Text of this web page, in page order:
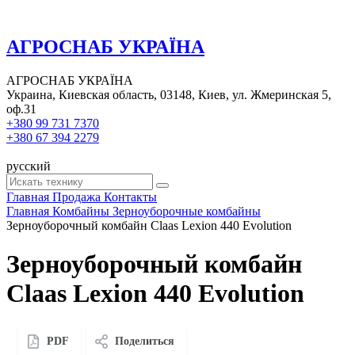
АГРОСНАБ УКРАЇНА
АГРОСНАБ УКРАЇНА
Украина, Киевская область, 03148, Киев, ул. Жмеринская 5,
оф.31
+380 99 731 7370
+380 67 394 2279
русский
Главная Продажа Контакты
Главная Комбайны Зерноуборочные комбайны
Зерноуборочный комбайн Claas Lexion 440 Evolution
Зерноуборочный комбайн
Claas Lexion 440 Evolution
PDF Поделиться